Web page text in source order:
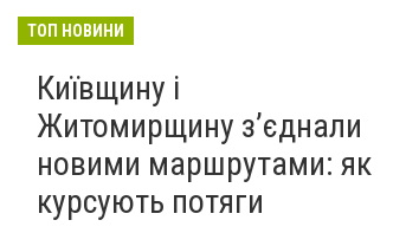
ТОП НОВИНИ
Київщину і
Житомирщину з’єднали
новими маршрутами: як
курсують потяги